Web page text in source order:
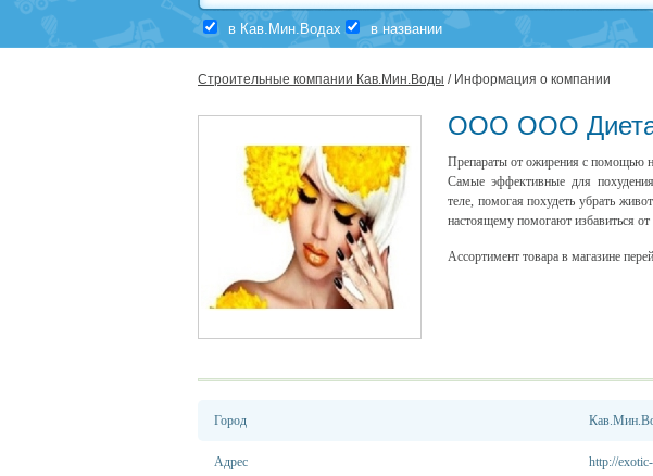
в Кав.Мин.Водах в названии
Строительные компании Кав.Мин.Воды / Информация о компании
ООО OOO
Препараты от ожирения с помощью
Самые эффективные для
теле, помогая похудеть убрать
настоящему помогают избавиться от
Ассортимент товара в магазине
Город
Адрес http://